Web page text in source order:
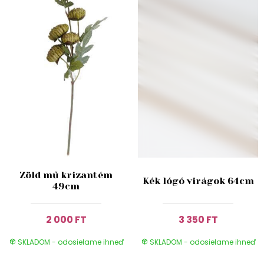
Zöld mű krizantém
49cm
2 000 FT
SKLADOM - odosielame ihneď
Kék lógó virágok 64cm
3 350 FT
SKLADOM - odosielame ihneď